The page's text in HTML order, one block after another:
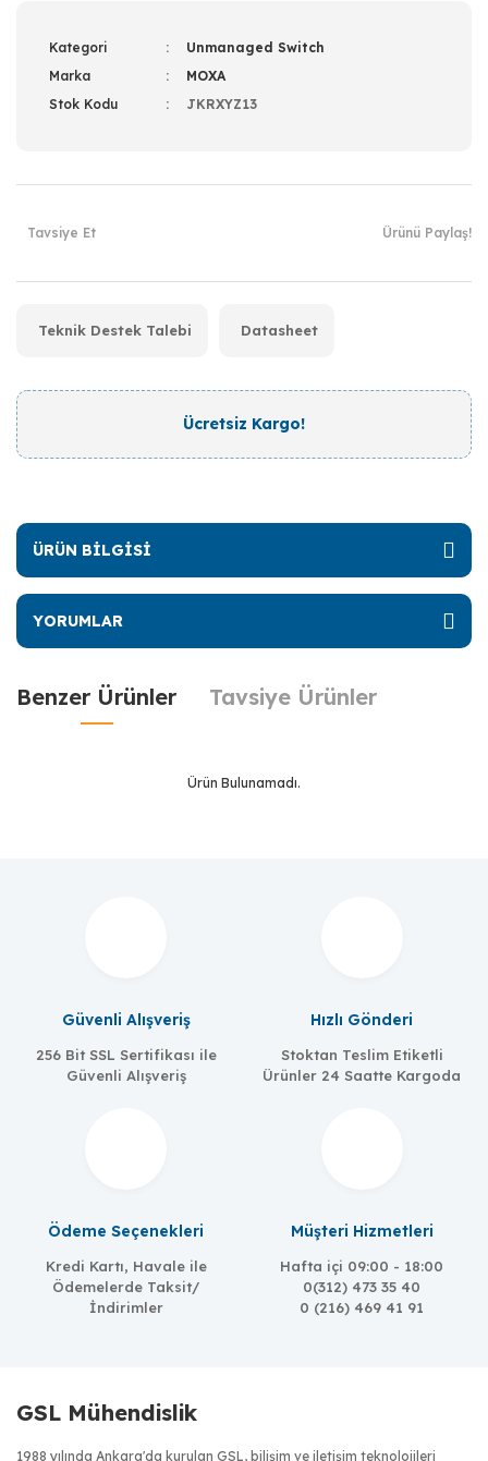
Kategori
Unmanaged Switch
Marka
MOXA
Stok Kodu
JKRXYZ13
Tavsiye Et Ürünü Paylaş!
Teknik Destek Talebi Datasheet
Ücretsiz Kargo!
ÜRÜN BİLGİSİ
YORUMLAR
Benzer Ürünler Tavsiye Ürünler
Ürün Bulunamadı.
Güvenli Alışveriş
256 Bit SSL Sertifikası ile
Güvenli Alışveriş
Hızlı Gönderi
Stoktan Teslim Etiketli
Ürünler 24 Saatte Kargoda
Ödeme Seçenekleri
Kredi Kartı, Havale ile
Ödemelerde Taksit/
İndirimler
Müşteri Hizmetleri
Hafta içi 09:00 - 18:00
0(312) 473 35 40
0 (216) 469 41 91
GSL Mühendislik
1988 yılında Ankara'da kurulan GSL, bilişim ve iletişim teknolojileri